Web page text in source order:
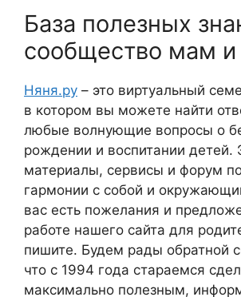
База полезных
сообщество мам и
Няня.ру – это виртуальный
в котором вы можете найти
любые волнующие вопросы о
рождении и воспитании детей.
материалы, сервисы и форум
гармонии с собой и
вас есть пожелания и
работе нашего сайта для
пишите. Будем рады обратной
что c 1994 года стараемся
максимально полезным,